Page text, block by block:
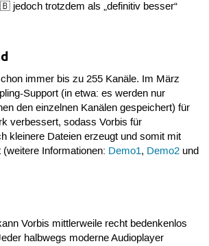
jedoch trotzdem als „definitiv besser“
immer bis zu 255 Kanäle. Im März
Support (in etwa: es werden nur
den einzelnen Kanälen gespeichert) für
verbessert, sodass Vorbis für
kleinere Dateien erzeugt und somit mit
Informationen: Demo1, Demo2und
Vorbis mittlerweile recht bedenkenlos
halbwegs moderne Audioplayer